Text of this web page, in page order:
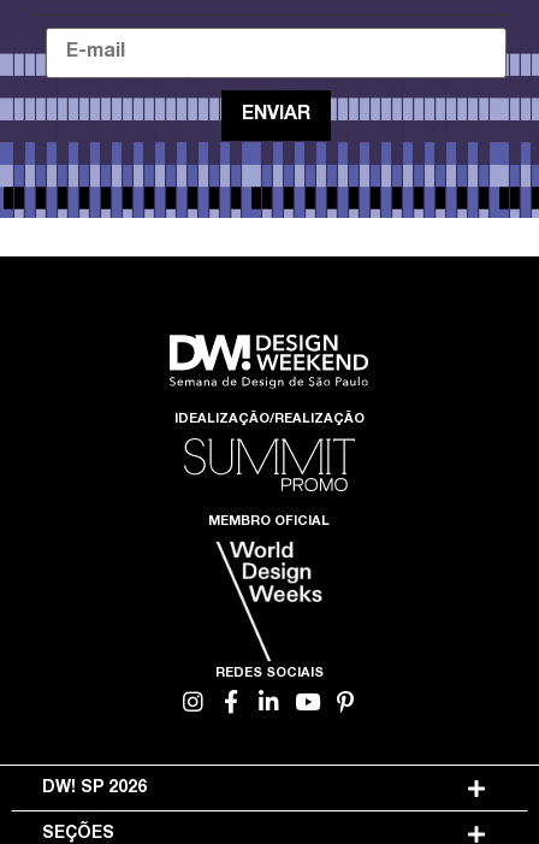
IDEALIZAÇÃO/REALIZAÇÃO
MEMBRO OFICIAL
REDES SOCIAIS
DW! SP 2026
SEÇÕES